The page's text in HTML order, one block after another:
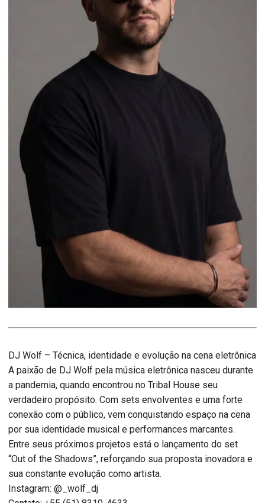
DJ Wolf – Técnica, identidade e evolução na cena eletrônica
A paixão de DJ Wolf pela música eletrônica nasceu durante
a pandemia, quando encontrou no Tribal House seu
verdadeiro propósito. Com sets envolventes e uma forte
conexão com o público, vem conquistando espaço na cena
por sua identidade musical e performances marcantes.
Entre seus próximos projetos está o lançamento do set
“Out of the Shadows”, reforçando sua proposta inovadora e
sua constante evolução como artista.
Instagram: @_wolf_dj